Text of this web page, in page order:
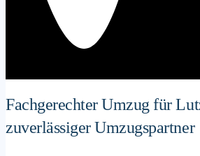
Fachgerechter Umzug für
zuverlässiger Umzugspartner